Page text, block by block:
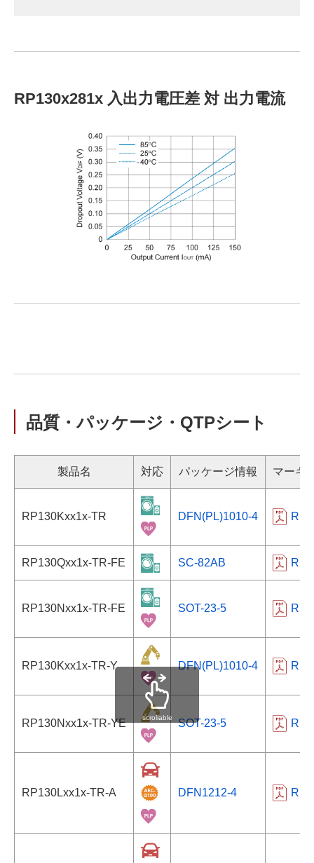
RP130x281x 入出力電圧差 対 出力電流
品質・パッケージ・QTPシート
製品名 対応 パッケージ情報 マーキ
RP130Kxx1x-TR DFN(PL)1010-4
RP130Qxx1x-TR-FE SC-82AB
RP130Nxx1x-TR-FE SOT-23-5
RP130Kxx1x-TR-Y DFN(PL)1010-4
RP130Nxx1x-TR-YE SOT-23-5
RP130Lxx1x-TR-A DFN1212-4
scrollable